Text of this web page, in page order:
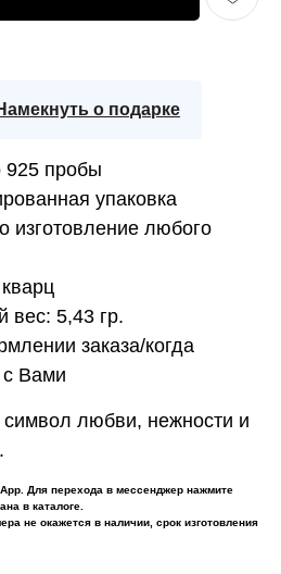
о подарке
925 пробы
упаковка
изготовление любого
вес: 5,43 гр.
заказа/когда
Вами
символ любви, нежности и
Для перехода в мессенджер нажмите
в каталоге.
не окажется в наличии, срок изготовления